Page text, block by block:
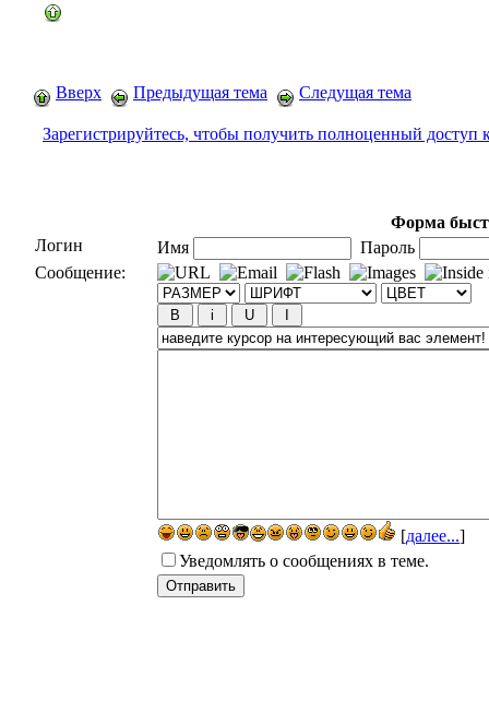
Вверх Предыдущая тема Следущая тема
Зарегистрируйтесь, чтобы получить полноценный доступ
Форма
Логин
Имя
Пароль
Сообщение:
[далее...]
Уведомлять о сообщениях в теме.